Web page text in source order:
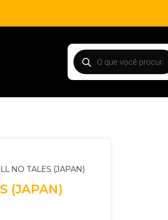
NO TALES (JAPAN)
(JAPAN)